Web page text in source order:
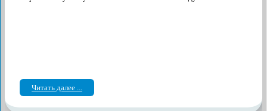
Читать далее ...